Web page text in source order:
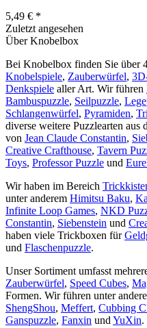
5,49 € *
Zuletzt angesehen
Über Knobelbox
Bei Knobelbox finden Sie über
Knobelspiele, Zauberwürfel,
Denkspiele aller Art. Wir führen
Bambuspuzzle, Seilpuzzle,
Schlangenwürfel, Pyramiden,
diverse weitere Puzzlearten aus
von Jean Claude Constantin,
Creative Crafthouse, Tavern
Toys, Professor Puzzle und
Wir haben im Bereich
unter anderem Himitsu Baku,
Infinite Loop Games, NKD
Constantin, Siebenstein und
haben viele Trickboxen für
und Flaschenpuzzle.
Unser Sortiment umfasst
Zauberwürfel, Speed Cubes,
Formen. Wir führen unter
ShengShou, Meffert, Cubbing
Ganspuzzle, Fanxin und YuXin.